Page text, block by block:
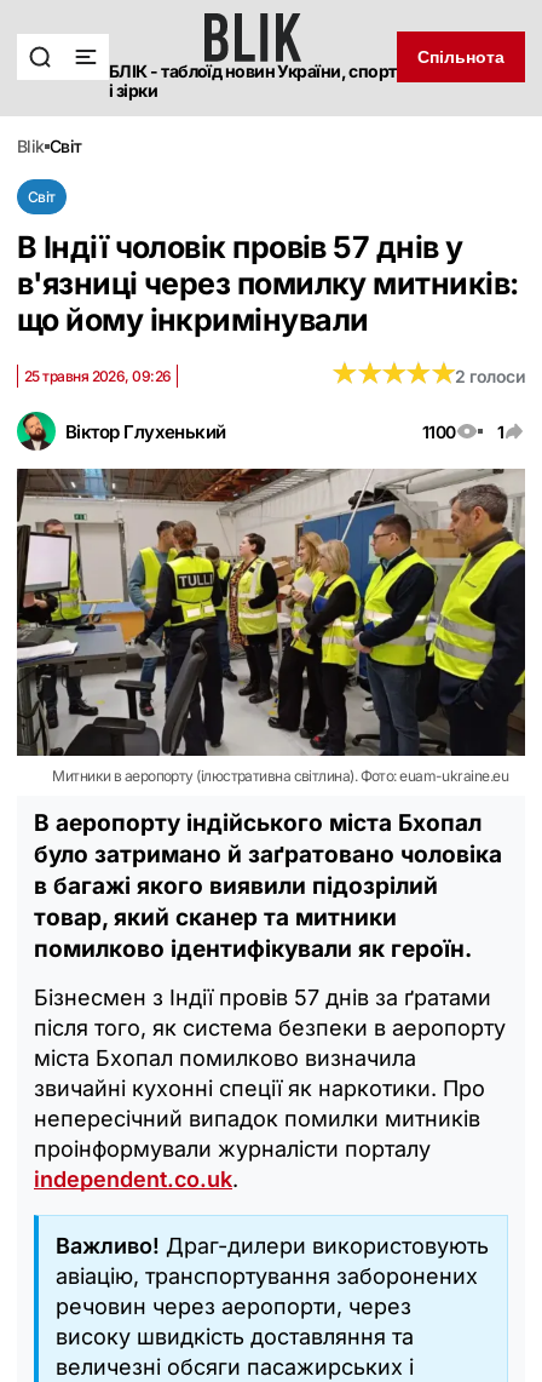
БЛІК - таблоїд новин України, спорт
і зірки
Спільнота
blik світ
Світ
В Індії чоловік провів 57 днів у
в'язниці через помилку митників:
що йому інкримінували
Віктор Глухенький 1100 1
25 травня 2026, 09:26 ★★★★★
★★★★★2 голоси
Митники в аеропорту (ілюстративна світлина). Фото: euam-ukraine.eu
В аеропорту індійського міста Бхопал
було затримано й заґратовано чоловіка
в багажі якого виявили підозрілий
товар, який сканер та митники
помилково ідентифікували як героїн.
Бізнесмен з Індії провів 57 днів за ґратами
після того, як система безпеки в аеропорту
міста Бхопал помилково визначила
звичайні кухонні спеції як наркотики. Про
непересічний випадок помилки митників
проінформували журналісти порталу
independent.co.uk.
Важливо! Драг-дилери використовують
авіацію, транспортування заборонених
речовин через аеропорти, через
високу швидкість доставляння та
величезні обсяги пасажирських і